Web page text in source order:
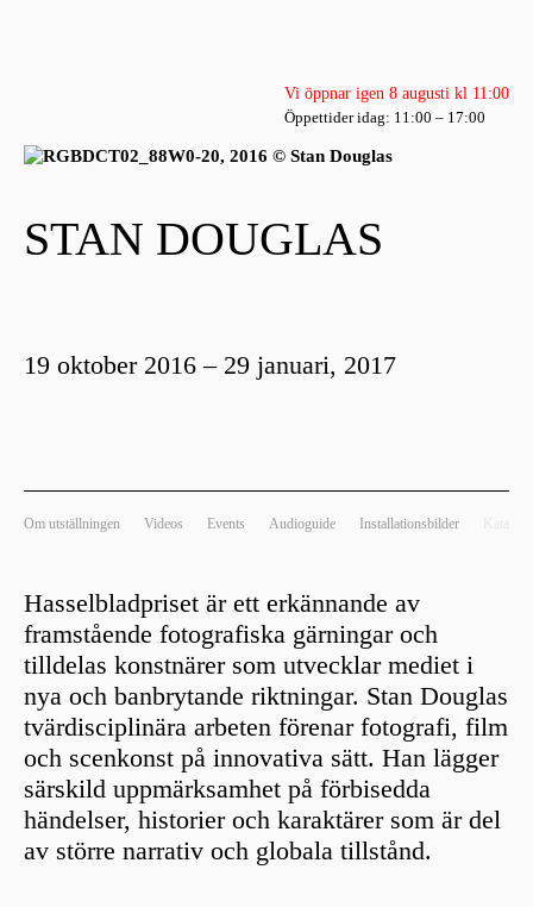
Vi öppnar igen 8 augusti kl 11:00
Öppettider idag: 11:00 – 17:00
STAN DOUGLAS
19 oktober 2016 – 29 januari, 2017
Om utställningen Videos Events Audioguide Installationsbilder
Hasselbladpriset är ett erkännande av
framstående fotografiska gärningar och
tilldelas konstnärer som utvecklar mediet i
nya och banbrytande riktningar. Stan Douglas
tvärdisciplinära arbeten förenar fotografi, film
och scenkonst på innovativa sätt. Han lägger
särskild uppmärksamhet på förbisedda
händelser, historier och karaktärer som är del
av större narrativ och globala tillstånd.